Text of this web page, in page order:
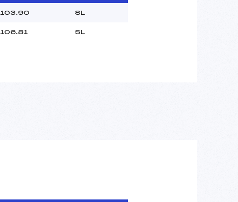
103.90 SL
106.81 SL